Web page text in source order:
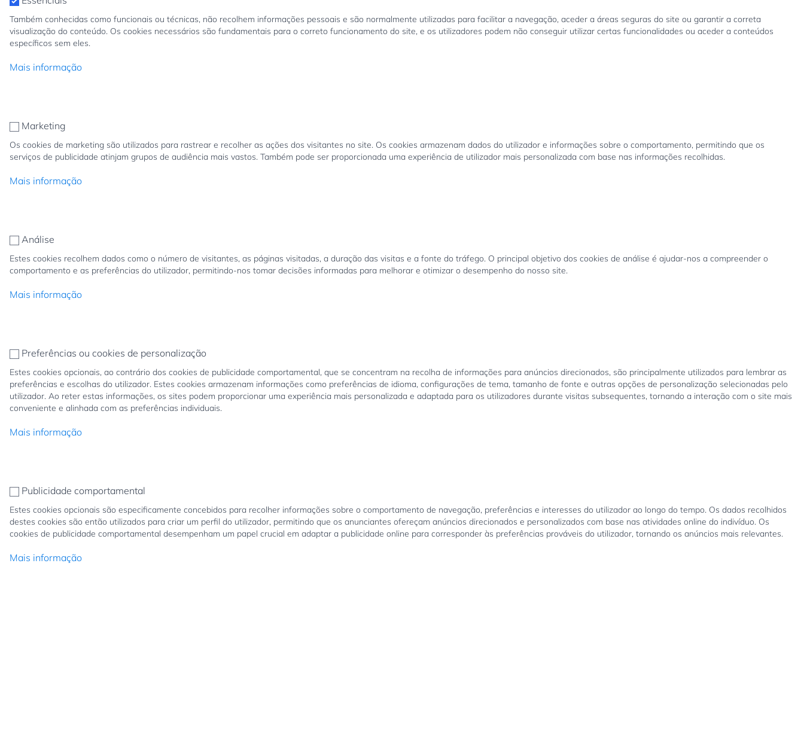
Também conhecidas como funcionais ou técnicas, não recolhem informações pessoais e são normalmente utilizadas para facilitar a navegação, aceder a áreas seguras do site ou garantir a correta
visualização do conteúdo. Os cookies necessários são fundamentais para o correto funcionamento do site, e os utilizadores podem não conseguir utilizar certas funcionalidades ou aceder a conteúdos
específicos sem eles.
Mais informação
Marketing
Os cookies de marketing são utilizados para rastrear e recolher as ações dos visitantes no site. Os cookies armazenam dados do utilizador e informações sobre o comportamento, permitindo que os
serviços de publicidade atinjam grupos de audiência mais vastos. Também pode ser proporcionada uma experiência de utilizador mais personalizada com base nas informações recolhidas.
Mais informação
Análise
Estes cookies recolhem dados como o número de visitantes, as páginas visitadas, a duração das visitas e a fonte do tráfego. O principal objetivo dos cookies de análise é ajudar-nos a compreender o
comportamento e as preferências do utilizador, permitindo-nos tomar decisões informadas para melhorar e otimizar o desempenho do nosso site.
Mais informação
Preferências ou cookies de personalização
Estes cookies opcionais, ao contrário dos cookies de publicidade comportamental, que se concentram na recolha de informações para anúncios direcionados, são principalmente utilizados para lembrar as
preferências e escolhas do utilizador. Estes cookies armazenam informações como preferências de idioma, configurações de tema, tamanho de fonte e outras opções de personalização selecionadas pelo
utilizador. Ao reter estas informações, os sites podem proporcionar uma experiência mais personalizada e adaptada para os utilizadores durante visitas subsequentes, tornando a interação com o site mais
conveniente e alinhada com as preferências individuais.
Mais informação
Publicidade comportamental
Estes cookies opcionais são especificamente concebidos para recolher informações sobre o comportamento de navegação, preferências e interesses do utilizador ao longo do tempo. Os dados recolhidos
destes cookies são então utilizados para criar um perfil do utilizador, permitindo que os anunciantes ofereçam anúncios direcionados e personalizados com base nas atividades online do indivíduo. Os
cookies de publicidade comportamental desempenham um papel crucial em adaptar a publicidade online para corresponder às preferências prováveis do utilizador, tornando os anúncios mais relevantes.
Mais informação